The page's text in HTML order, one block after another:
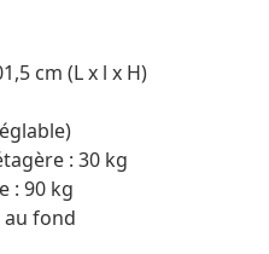
cm (L x l x H)
: 30 kg
: 90 kg
au fond